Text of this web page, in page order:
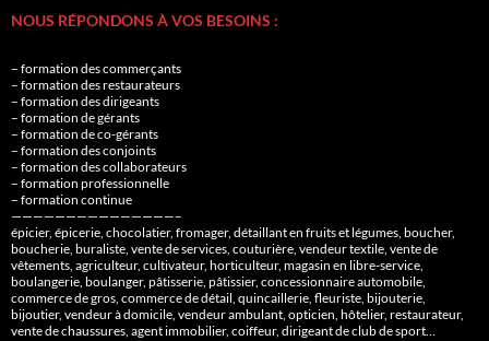
NOUS RÉPONDONS À VOS BESOINS :
– formation des commerçants
– formation des restaurateurs
– formation des dirigeants
– formation de gérants
– formation de co-gérants
– formation des conjoints
– formation des collaborateurs
– formation professionnelle
– formation continue
———————————————–
épicier, épicerie, chocolatier, fromager, détaillant en fruits et légumes, boucher,
boucherie, buraliste, vente de services, couturière, vendeur textile, vente de
vêtements, agriculteur, cultivateur, horticulteur, magasin en libre-service,
boulangerie, boulanger, pâtisserie, pâtissier, concessionnaire automobile,
commerce de gros, commerce de détail, quincaillerie, fleuriste, bijouterie,
bijoutier, vendeur à domicile, vendeur ambulant, opticien, hôtelier, restaurateur,
vente de chaussures, agent immobilier, coiffeur, dirigeant de club de sport…